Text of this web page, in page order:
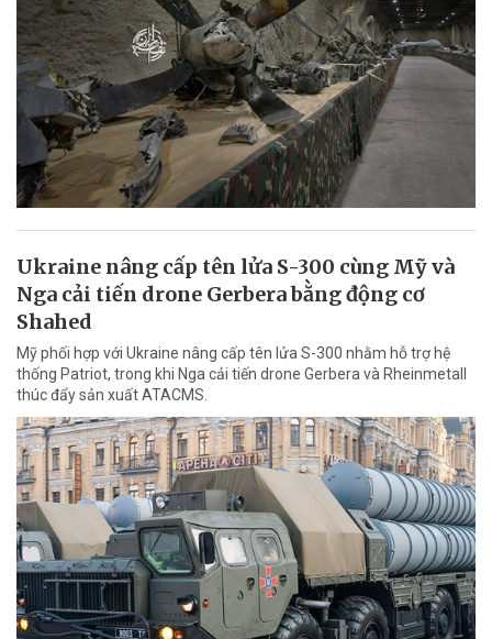
Ukraine nâng cấp tên lửa S-300 cùng Mỹ và
Nga cải tiến drone Gerbera bằng động cơ
Shahed
Mỹ phối hợp với Ukraine nâng cấp tên lửa S-300 nhằm hỗ trợ hệ
thống Patriot, trong khi Nga cải tiến drone Gerbera và Rheinmetall
thúc đẩy sản xuất ATACMS.